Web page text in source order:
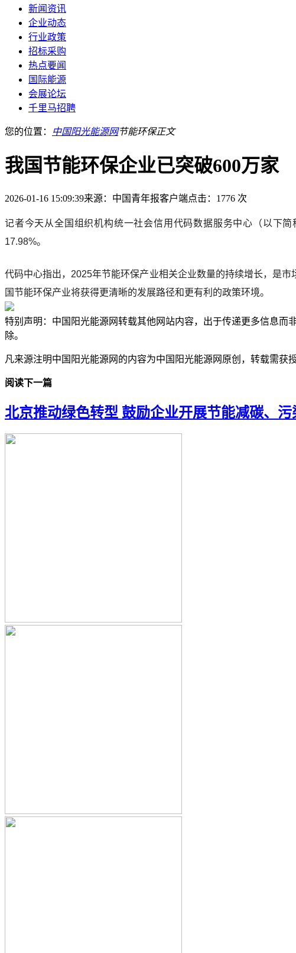
新闻资讯
企业动态
行业政策
招标采购
热点要闻
国际能源
会展论坛
千里马招聘
您的位置： 中国阳光能源网节能环保正文
我国节能环保企业已突破600万家
2026-01-16 15:09:39来源：中国青年报客户端点击：1776 次
记者今天从全国组织机构统一社会信用代码数据服务中心（以下
17.98%。
代码中心指出，2025年节能环保产业相关企业数量的持续增长，是
国节能环保产业将获得更清晰的发展路径和更有利的政策环境。
特别声明：中国阳光能源网转载其他网站内容，出于传递更多信息
除。
凡来源注明中国阳光能源网的内容为中国阳光能源网原创，转载需获授
阅读下一篇
北京推动绿色转型 鼓励企业开展节能减碳、